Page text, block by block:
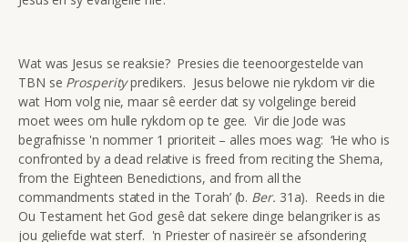
Wat was Jesus se reaksie? Presies die teenoorgestelde van
TBN se Prosperitypredikers. Jesus belowe nie rykdom vir die
wat Hom volg nie, maar sê eerder dat sy volgelinge bereid
moet wees om hulle rykdom op te gee. Vir die Jode was
begrafnisse 'n nommer 1 prioriteit – alles moes wag: ‘He who is
confronted by a dead relative is freed from reciting the Shema,
from the Eighteen Benedictions, and from all the
commandments stated in the Torah’ (b. Ber. 31a). Reeds in die
Ou Testament het God gesê dat sekere dinge belangriker is as
jou geliefde wat sterf. 'n Priester of nasireër se afsondering